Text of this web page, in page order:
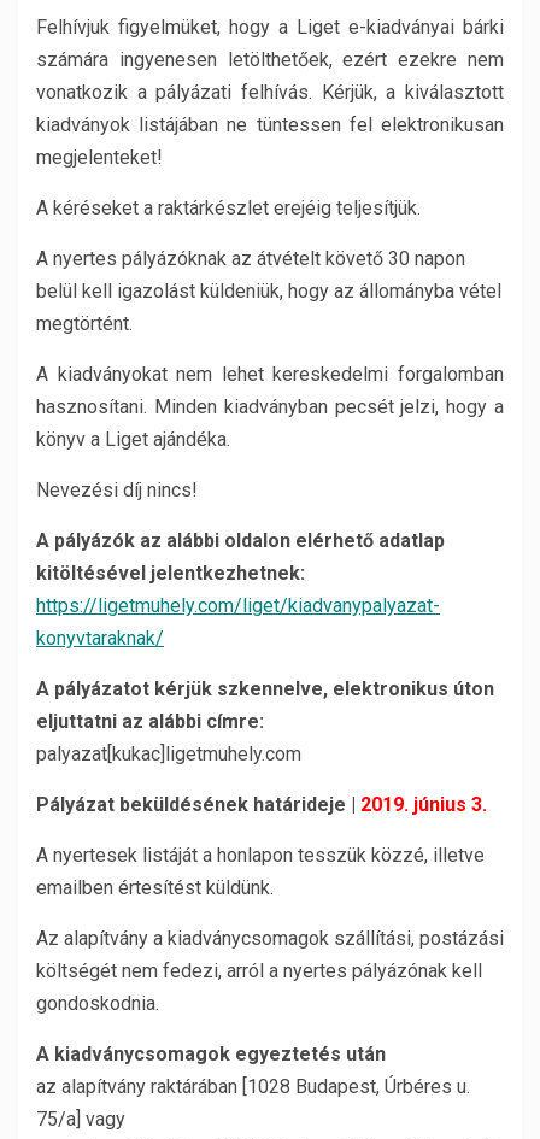
Felhívjuk figyelmüket, hogy a Liget e-kiadványai bárki
számára ingyenesen letölthetőek, ezért ezekre nem
vonatkozik a pályázati felhívás. Kérjük, a kiválasztott
kiadványok listájában ne tüntessen fel elektronikusan
megjelenteket!
A kéréseket a raktárkészlet erejéig teljesítjük.
A nyertes pályázóknak az átvételt követő 30 napon
belül kell igazolást küldeniük, hogy az állományba vétel
megtörtént.
A kiadványokat nem lehet kereskedelmi forgalomban
hasznosítani. Minden kiadványban pecsét jelzi, hogy a
könyv a Liget ajándéka.
Nevezési díj nincs!
A pályázók az alábbi oldalon elérhető adatlap
kitöltésével jelentkezhetnek:
https://ligetmuhely.com/liget/kiadvanypalyazat-
konyvtaraknak/
A pályázatot kérjük szkennelve, elektronikus úton
eljuttatni az alábbi címre:
palyazat[kukac]ligetmuhely.com
Pályázat beküldésének határideje | 2019. június 3.
A nyertesek listáját a honlapon tesszük közzé, illetve
emailben értesítést küldünk.
Az alapítvány a kiadványcsomagok szállítási, postázási
költségét nem fedezi, arról a nyertes pályázónak kell
gondoskodnia.
A kiadványcsomagok egyeztetés után
az alapítvány raktárában [1028 Budapest, Úrbéres u.
75/a] vagy